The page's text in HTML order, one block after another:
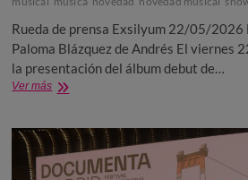
Rueda de prensa Exsilyum 22/05/2026
Paloma Blázquez de Andrés El viernes
la presentación del álbum debut de…
Ver másRueda
Exsilyum
22/05/2026